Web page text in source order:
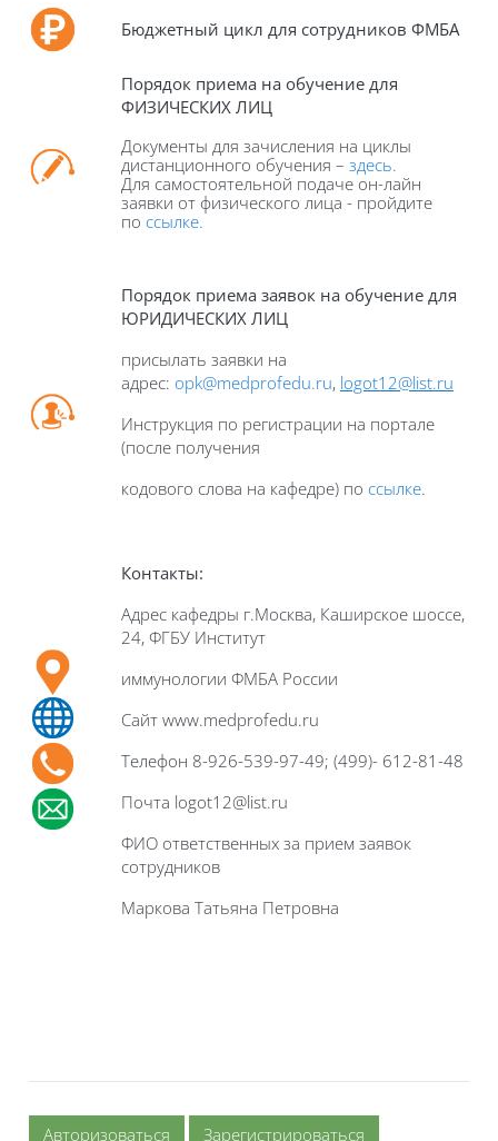
Бюджетный цикл для сотрудников ФМБА
Порядок приема на обучение для
ФИЗИЧЕСКИХ ЛИЦ
Документы для зачисления на циклы
дистанционного обучения – здесь.
Для самостоятельной подаче он-лайн
заявки от физического лица - пройдите
по ссылке.
Порядок приема заявок на обучение для
ЮРИДИЧЕСКИХ ЛИЦ
присылать заявки на
адрес: opk@medprofedu.ru, logot12@list.ru
Инструкция по регистрации на портале
(после получения
кодового слова на кафедре) по ссылке.
Контакты:
Адрес кафедры г.Москва, Каширское шоссе,
24, ФГБУ Институт
иммунологии ФМБА России
Сайт www.medprofedu.ru
Телефон 8-926-539-97-49; (499)- 612-81-48
Почта logot12@list.ru
ФИО ответственных за прием заявок
сотрудников
Маркова Татьяна Петровна
Авторизоваться Зарегистрироваться